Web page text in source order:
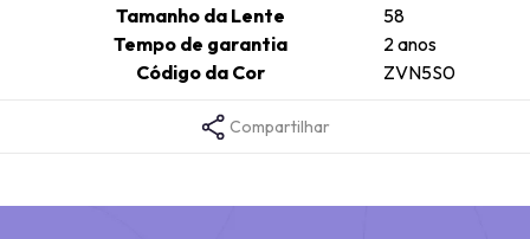
Tamanho da Lente
58
Tempo de garantia
2 anos
Código da Cor
ZVN5S0
Compartilhar